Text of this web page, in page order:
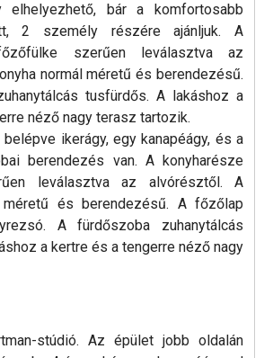
elhelyezhető, bár a komfortosabb
2 személy részére ajánljuk. A
szerűen leválasztva az
normál méretű és berendezésű.
tusfürdős. A lakáshoz a
néző nagy terasz tartozik.
ikerágy, egy kanapéágy, és a
berendezés van. A konyharésze
leválasztva az alvórésztől. A
méretű és berendezésű. A főzőlap
A fürdőszoba zuhanytálcás
a kertre és a tengerre néző nagy
stúdió. Az épület jobb oldalán